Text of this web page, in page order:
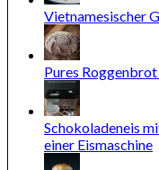
Vietnamesischer
Pures
Schokoladeneis
einer Eismaschine